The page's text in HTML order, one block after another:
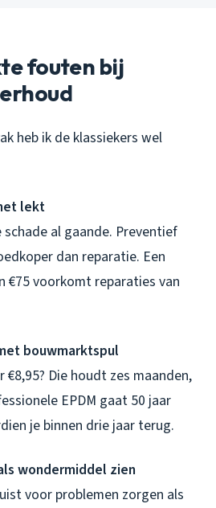
fouten bij
heb ik de klassiekers wel
lekt
al gaande. Preventief
dan reparatie. Een
€75 voorkomt reparaties van
bouwmarktspul
Die houdt zes maanden,
EPDM gaat 50 jaar
je binnen drie jaar terug.
wondermiddel zien
voor problemen zorgen als